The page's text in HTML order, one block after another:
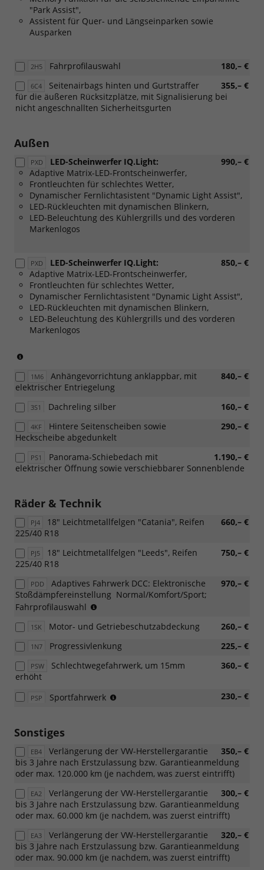
"Park Assist",
Assistent für Quer- und Längseinparken sowie
Ausparken
2H5 180,– €
Fahrprofilauswahl
6C4 355,– €
Seitenairbags hinten und Gurtstraffer
für die äußeren Rücksitzplätze, mit Signalisierung bei
nicht angeschnallten Sicherheitsgurten
Außen
PXD 990,– €
LED-Scheinwerfer IQ.Light:
Adaptive Matrix-LED-Frontscheinwerfer,
Frontleuchten für schlechtes Wetter,
Dynamischer Fernlichtasistent "Dynamic Light Assist",
LED-Rückleuchten mit dynamischen Blinkern,
LED-Beleuchtung des Kühlergrills und des vorderen
Markenlogos
PXD 850,– €
LED-Scheinwerfer IQ.Light:
Adaptive Matrix-LED-Frontscheinwerfer,
Frontleuchten für schlechtes Wetter,
Dynamischer Fernlichtasistent "Dynamic Light Assist",
LED-Rückleuchten mit dynamischen Blinkern,
LED-Beleuchtung des Kühlergrills und des vorderen
Markenlogos
Verbindung
mit:
Sonderangebotspaket
"Komfort")
1M6 840,– €
Anhängevorrichtung anklappbar, mit
elektrischer Entriegelung
3S1 160,– €
Dachreling silber
4KF 290,– €
Hintere Seitenscheiben sowie
Heckscheibe abgedunkelt
PS1 1.190,– €
Panorama-Schiebedach mit
elektrischer Öffnung sowie verschiebbarer Sonnenblende
Räder & Technik
PJ4 660,– €
18" Leichtmetallfelgen "Catania", Reifen
225/40 R18
PJ5 750,– €
18" Leichtmetallfelgen "Leeds", Reifen
225/40 R18
PDD 970,– €
Adaptives Fahrwerk DCC: Elektronische
Stoßdämpfereinstellung  Normal/Komfort/Sport;
Fahrprofilauswahl
Verbindung
110
KW
TDI
TSI
1SK 260,– €
Motor- und Getriebeschutzabdeckung
1N7 225,– €
Progressivlenkung
PSW 360,– €
Schlechtwegefahrwerk, um 15mm
erhöht
PSP 230,– €
Sportfahrwerk
kW)
Sonstiges
EB4 350,– €
Verlängerung der VW-Herstellergarantie
bis 3 Jahre nach Erstzulassung bzw. Garantieanmeldung
oder max. 120.000 km (je nachdem, was zuerst eintrifft)
EA2 300,– €
Verlängerung der VW-Herstellergarantie
bis 3 Jahre nach Erstzulassung bzw. Garantieanmeldung
oder max. 60.000 km (je nachdem, was zuerst eintrifft)
EA3 320,– €
Verlängerung der VW-Herstellergarantie
bis 3 Jahre nach Erstzulassung bzw. Garantieanmeldung
oder max. 90.000 km (je nachdem, was zuerst eintrifft)